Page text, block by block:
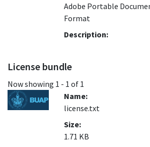
Adobe Portable
Format
Description:
License bundle
Now showing 1 - 1 of 1
Name:
license.txt
Size:
1.71 KB